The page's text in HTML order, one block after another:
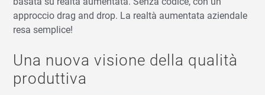
approccio drag and drop. La realtà aumentata aziendale
resa semplice!
Una nuova visione della qualità
produttiva